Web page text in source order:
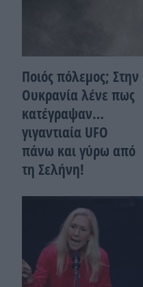
Ποιός πόλεμος; Στην
Ουκρανία λένε πως
κατέγραψαν…
γιγαντιαία UFO
πάνω και γύρω από
τη Σελήνη!